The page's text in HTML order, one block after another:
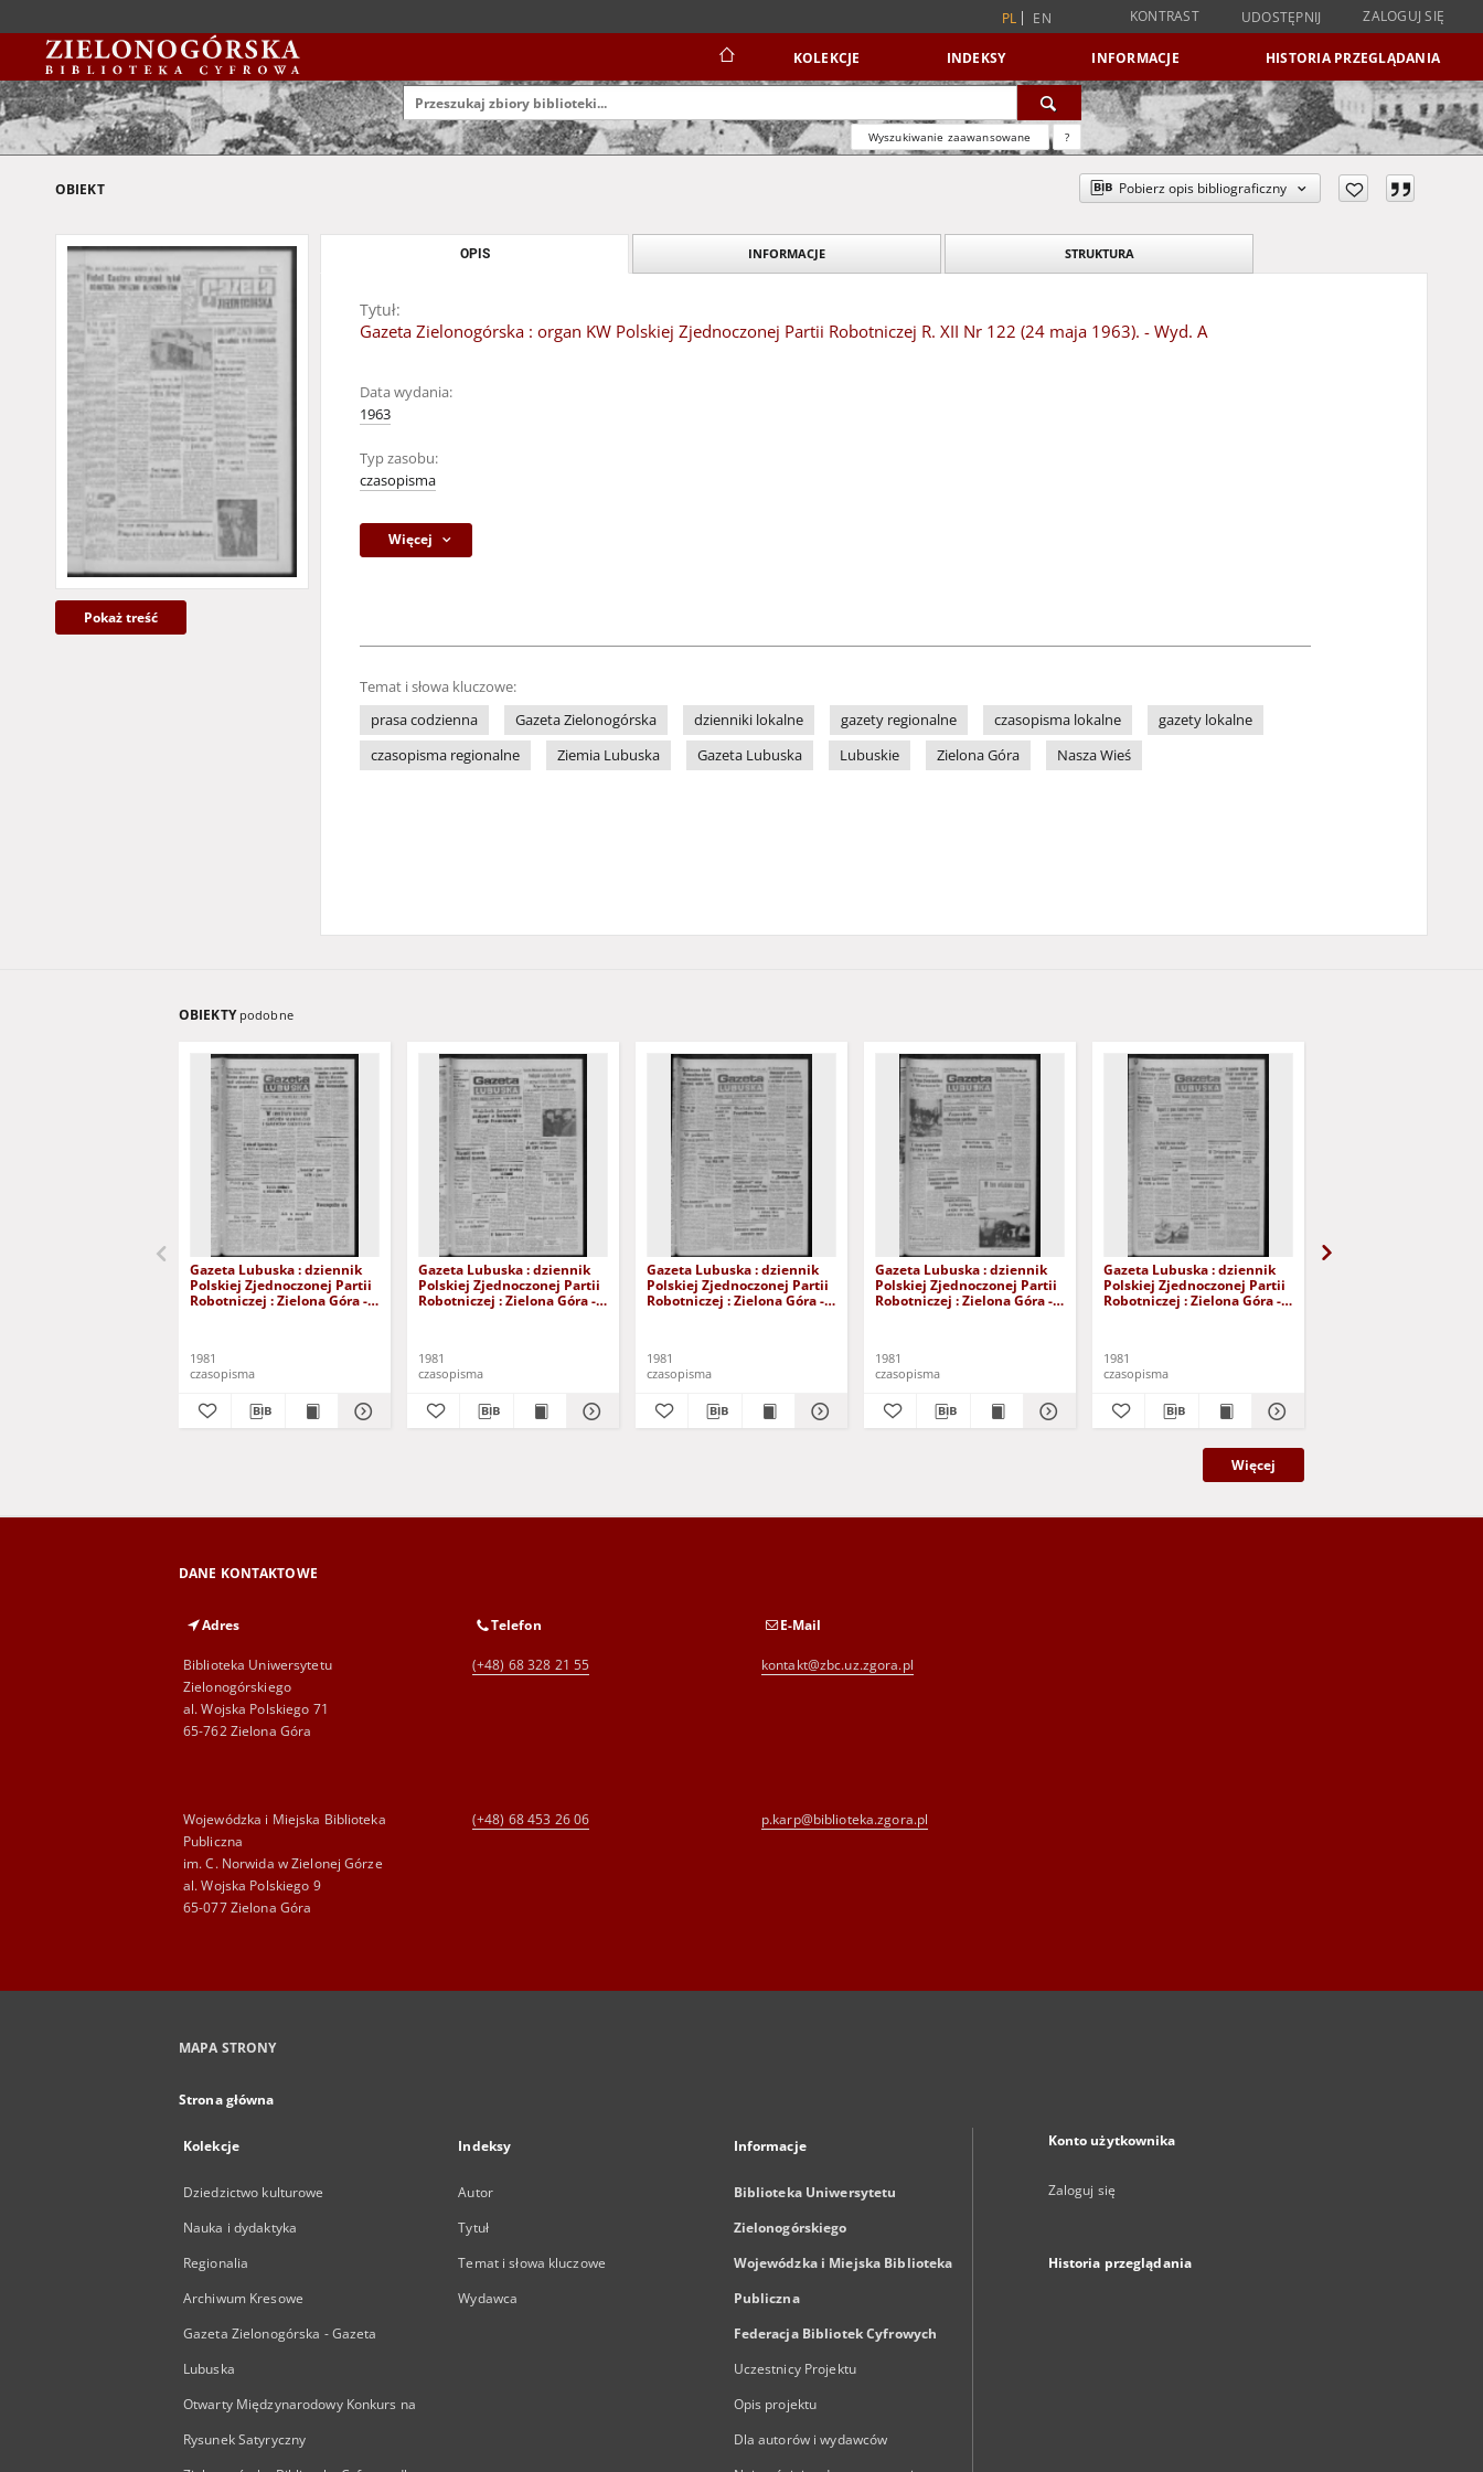
PL EN KONTRAST UDOSTĘPNIJ ZALOGUJ SIĘ
KOLEKCJE INDEKSY INFORMACJE HISTORIA PRZEGLĄDANIA
Wyszukiwanie zaawansowane ?
OBIEKT Pobierz opis bibliograficzny
Pokaż treść
OPIS INFORMACJE STRUKTURA
Tytuł:
Gazeta Zielonogórska : organ KW Polskiej Zjednoczonej Partii Robotniczej R. XII Nr 122 (24 maja 1963). - Wyd. A
Data wydania:
1963
Typ zasobu:
czasopisma
Więcej
Temat i słowa kluczowe:
prasa codzienna
Gazeta Zielonogórska dzienniki lokalne gazety regionalne czasopisma lokalne
gazety lokalne
czasopisma regionalne
Ziemia Lubuska Gazeta Lubuska Lubuskie Zielona Góra Nasza Wieś
OBIEKTY podobne
Gazeta Lubuska : dziennik
Polskiej Zjednoczonej Partii
Robotniczej : Zielona Góra -
1981
czasopisma
Gazeta Lubuska : dziennik
Polskiej Zjednoczonej Partii
Robotniczej : Zielona Góra -
1981
czasopisma
Gazeta Lubuska : dziennik
Polskiej Zjednoczonej Partii
Robotniczej : Zielona Góra -
1981
czasopisma
Gazeta Lubuska : dziennik
Polskiej Zjednoczonej Partii
Robotniczej : Zielona Góra -
1981
czasopisma
Gazeta Lubuska : dziennik
Polskiej Zjednoczonej Partii
Robotniczej : Zielona Góra -
1981
czasopisma
Więcej
DANE KONTAKTOWE
Adres
Biblioteka Uniwersytetu
Zielonogórskiego
al. Wojska Polskiego 71
65-762 Zielona Góra
Telefon
(+48) 68 328 21 55
E-Mail
kontakt@zbc.uz.zgora.pl
Wojewódzka i Miejska Biblioteka
Publiczna
im. C. Norwida w Zielonej Górze
al. Wojska Polskiego 9
65-077 Zielona Góra
(+48) 68 453 26 06 p.karp@biblioteka.zgora.pl
MAPA STRONY
Strona główna
Kolekcje
Dziedzictwo kulturowe
Nauka i dydaktyka
Regionalia
Archiwum Kresowe
Gazeta Zielonogórska - Gazeta
Lubuska
Otwarty Międzynarodowy Konkurs na
Rysunek Satyryczny
Indeksy
Autor
Tytuł
Temat i słowa kluczowe
Wydawca
Informacje
Biblioteka Uniwersytetu
Zielonogórskiego
Wojewódzka i Miejska Biblioteka
Publiczna
Federacja Bibliotek Cyfrowych
Uczestnicy Projektu
Opis projektu
Dla autorów i wydawców
Konto użytkownika
Zaloguj się
Historia przeglądania